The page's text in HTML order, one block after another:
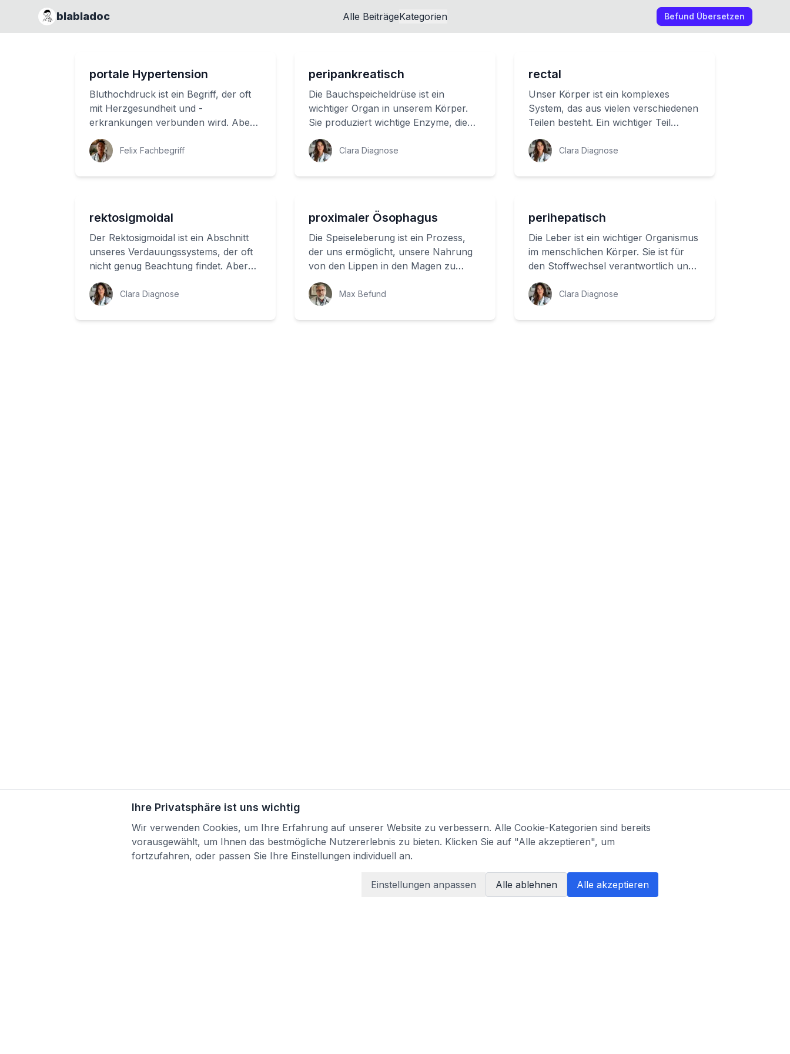
blabladoc Alle BeiträgeKategorien Befund Übersetzen
portale Hypertension
Bluthochdruck ist ein Begriff, der oft
mit Herzgesundheit und -
erkrankungen verbunden wird. Aber
es gibt auch einen anderen Blutdruck,
der von großer ...
Felix Fachbegriff
peripankreatisch
Die Bauchspeicheldrüse ist ein
wichtiger Organ in unserem Körper.
Sie produziert wichtige Enzyme, die
unsere Nahrung verarbeiten und
verdauen können. ...
Clara Diagnose
rectal
Unser Körper ist ein komplexes
System, das aus vielen verschiedenen
Teilen besteht. Ein wichtiger Teil
unseres Verdauungssystems ist der
Mastdarm, auc...
Clara Diagnose
rektosigmoidal
Der Rektosigmoidal ist ein Abschnitt
unseres Verdauungssystems, der oft
nicht genug Beachtung findet. Aber
was genau passiert dort und warum
ist er so...Clara Diagnose
proximaler Ösophagus
Die Speiseleberung ist ein Prozess,
der uns ermöglicht, unsere Nahrung
von den Lippen in den Magen zu
transportieren. Doch was wissen wir
wirklich übe...
Max Befund
perihepatisch
Die Leber ist ein wichtiger Organismus
im menschlichen Körper. Sie ist für
den Stoffwechsel verantwortlich und
spielt eine entscheidende Rolle in der
...
Clara Diagnose
Ihre Privatsphäre ist uns wichtig
Wir verwenden Cookies, um Ihre Erfahrung auf unserer Website zu verbessern. Alle Cookie-Kategorien sind bereits
vorausgewählt, um Ihnen das bestmögliche Nutzererlebnis zu bieten. Klicken Sie auf "Alle akzeptieren", um
fortzufahren, oder passen Sie Ihre Einstellungen individuell an.
Einstellungen anpassen Alle ablehnen Alle akzeptieren